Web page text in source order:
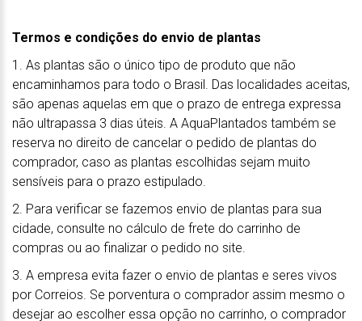
Termos e condições do envio de plantas
1. As plantas são o único tipo de produto que não
encaminhamos para todo o Brasil. Das localidades aceitas,
são apenas aquelas em que o prazo de entrega expressa
não ultrapassa 3 dias úteis. A AquaPlantados também se
reserva no direito de cancelar o pedido de plantas do
comprador, caso as plantas escolhidas sejam muito
sensíveis para o prazo estipulado.
2. Para verificar se fazemos envio de plantas para sua
cidade, consulte no cálculo de frete do carrinho de
compras ou ao finalizar o pedido no site.
3. A empresa evita fazer o envio de plantas e seres vivos
por Correios. Se porventura o comprador assim mesmo o
desejar ao escolher essa opção no carrinho, o comprador